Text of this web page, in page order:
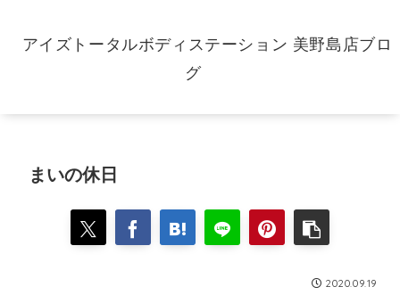
アイズトータルボディステーション 美野島店ブロ
グ
まいの休日
2020.09.19